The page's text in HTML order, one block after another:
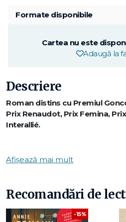
Formate disponibile
Cartea nu este
Adaugă la
Descriere
Roman distins cu Premiul
Prix Renaudot, Prix Femina,
Interallié.
reticenței soțului ei, să-și reia
copiilor și ajunge să ocupe un
Treptat însă, cercul dependenței
ducând la producerea unei
Afișează mai mult
Recomandări de
-15%